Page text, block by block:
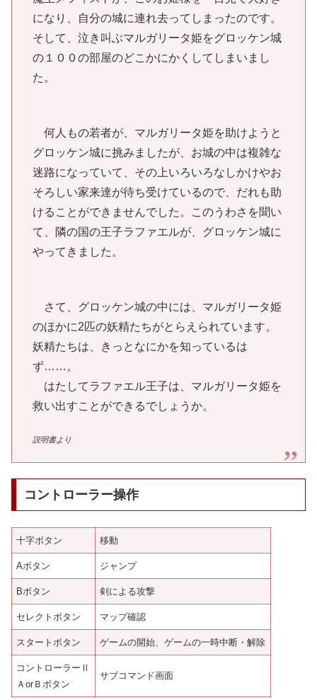
になり、自分の城に連れ去ってしまったのです。
そして、泣き叫ぶマルガリータ姫をグロッケン城
の１００の部屋のどこかにかくしてしまいまし
た。
何人もの若者が、マルガリータ姫を助けようと
グロッケン城に挑みましたが、お城の中は複雑な
迷路になっていて、その上いろいろなしかけやお
そろしい家来達が待ち受けているので、だれも助
けることができませんでした。このうわさを聞い
て、隣の国の王子ラファエルが、グロッケン城に
やってきました。
さて、グロッケン城の中には、マルガリータ姫
のほかに2匹の妖精たちがとらえられています。
妖精たちは、きっとなにかを知っているは
ず……。
はたしてラファエル王子は、マルガリータ姫を
救い出すことができるでしょうか。
説明書より
コントローラー操作
十字ボタン 移動
Aボタン ジャンプ
Bボタン 剣による攻撃
セレクトボタン マップ確認
スタートボタン ゲームの開始、ゲームの一時中断・解除
コントローラーⅡ
ＡorＢボタン
サブコマンド画面